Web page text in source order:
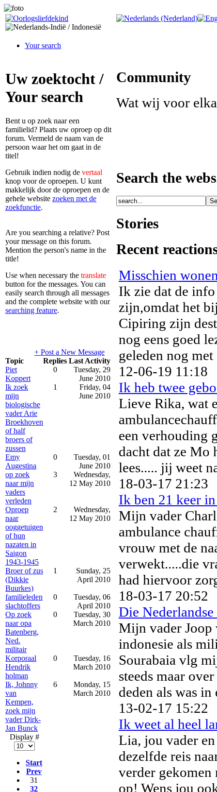
Your search
Uw zoektocht /
Your search
Bent u op zoek naar een
familielid? Plaats uw oproep op dit
forum. Vermeld de naam van de
persoon waar het om gaat in de
titel!
Gebruik indien nodig de vertaal
knop voor de oproepen. U kunt
makkelijk door de oproepen en de
gehele website zoeken met de
zoekfunctie.
Are you searching a relative? Post
your message on this forum.
Mention the person's name in the
title!
Use when necessary the translate
button for the messages. You can
easily search through all messages
and the complete website with our
searching feature.
+ Post a New Message
Topic
Replies Last Activity
Piet
Koppert
0
Tuesday, 29
June 2010
Ik zoek
mijn
biologische
vader Arie
Broekhoven
of half
broers of
zussen
1
Friday, 04
June 2010
Emy
Augestina
0
Tuesday, 01
June 2010
op zoek
naar mijn
vaders
verleden
3
Wednesday,
12 May 2010
Oproep
naar
ooggetuigen
of hun
nazaten in
Saigon
1943-1945
2
Wednesday,
12 May 2010
Broer of zus
(Dikkie
Buurkes)
1
Sunday, 25
April 2010
familieleden
slachtoffers
0
Tuesday, 06
April 2010
Op zoek
naar opa
Batenberg,
Ned.
militair
0
Tuesday, 30
March 2010
Korporaal
Hendrik
holman
0
Tuesday, 16
March 2010
Ik, Johnny
van
Kempen,
zoek mijn
vader Dirk-
Jan Bunck
6
Monday, 15
March 2010
Display #
Start
Prev
31
32
Community
Wat wij voor
Search the
Stories
Recent
Misschien
Ik zie dat de
zijn,omdat het
Cipiring zijn
nog eens goed
geleden nog met
12-06-19 11:18
Ik heb twee
Lieve Rika, wat
een verhouding
dacht dat ze Mo
lees..... jij weet
18-03-17 21:23
Ik ben 21 keer
Mijn vader
ambulance
vrouw met de
verwekt.....die
had hiervoor
18-03-17 20:52
Die
Mijn vader Joop
indonesie als
Sourabaia vlg
steeds maar
deden als was in
13-02-17 15:22
Ik weet al heel
Lia, jou vader
dezelfde reis
verder gekomen
op! Wens jou